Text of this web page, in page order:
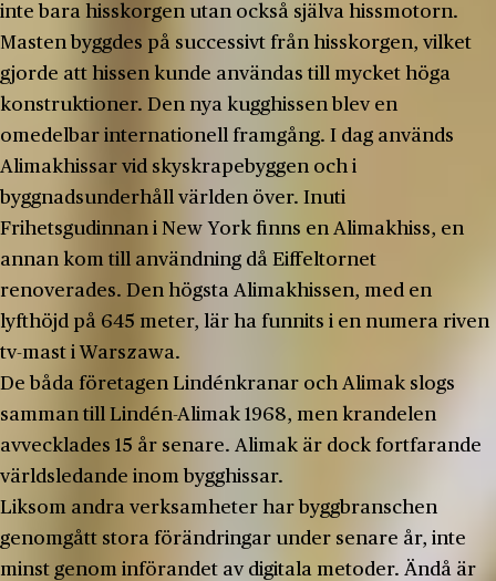
inte bara hisskorgen utan också själva hissmotorn.
Masten byggdes på successivt från hisskorgen, vilket
gjorde att hissen kunde användas till mycket höga
konstruktioner. Den nya kugghissen blev en
omedelbar internationell framgång. I dag används
Alimakhissar vid skyskrapebyggen och i
byggnadsunderhåll världen över. Inuti
Frihetsgudinnan i New York finns en Alimakhiss, en
annan kom till användning då Eiffeltornet
renoverades. Den högsta Alimakhissen, med en
lyfthöjd på 645 meter, lär ha funnits i en numera riven
tv-mast i Warszawa.
De båda företagen Lindénkranar och Alimak slogs
samman till Lindén-Alimak 1968, men krandelen
avvecklades 15 år senare. Alimak är dock fortfarande
världsledande inom bygghissar.
Liksom andra verksamheter har byggbranschen
genomgått stora förändringar under senare år, inte
minst genom införandet av digitala metoder. Ändå är